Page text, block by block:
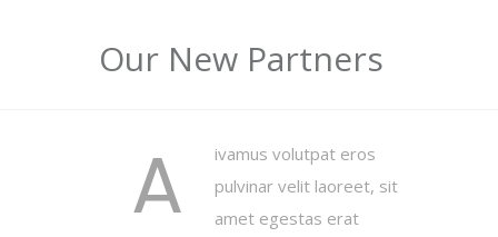
Our New Partners
A
ivamus volutpat eros
pulvinar velit laoreet, sit
amet egestas erat